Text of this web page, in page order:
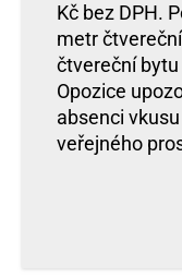
Kč bez DPH.
metr
čtvereční
Opozice
absenci
veřejného